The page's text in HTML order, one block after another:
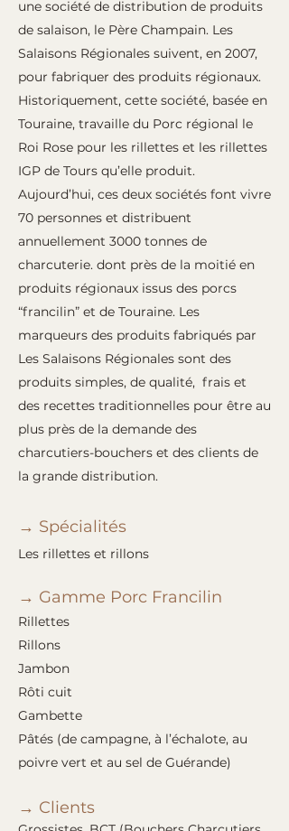
une société de distribution de produits
de salaison, le Père Champain. Les
Salaisons Régionales suivent, en 2007,
pour fabriquer des produits régionaux.
Historiquement, cette société, basée en
Touraine, travaille du Porc régional le
Roi Rose pour les rillettes et les rillettes
IGP de Tours qu’elle produit.
Aujourd’hui, ces deux sociétés font vivre
70 personnes et distribuent
annuellement 3000 tonnes de
charcuterie. dont près de la moitié en
produits régionaux issus des porcs
“francilin” et de Touraine. Les
marqueurs des produits fabriqués par
Les Salaisons Régionales sont des
produits simples, de qualité, frais et
des recettes traditionnelles pour être au
plus près de la demande des
charcutiers-bouchers et des clients de
la grande distribution.
→ Spécialités
Les rillettes et rillons
→ Gamme Porc Francilin
Rillettes
Rillons
Jambon
Rôti cuit
Gambette
Pâtés (de campagne, à l’échalote, au
poivre vert et au sel de Guérande)
→ Clients